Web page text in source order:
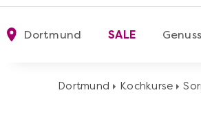
Dortmund SALE
Dortmund Kochkurse